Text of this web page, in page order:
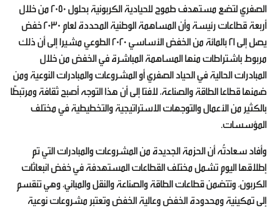
الصفري لتضع مستهدف طموح للحيادية الكربونية بحلول 2050 من خلال
أربعة قطاعات رئيسة وأن المساهمة الوطنية المحددة لعام 2030 خفض
يصل إلى 21 بالمائة من الخفض الأساسي 2020 الطوعي مشيرا إلى أن ذلك
مربوط باشتراطات منها المساهمة المباشرة في الخفض من خلال
المبادرات الحالية في الحياد الصفري أو المشروعات والمبادرات النوعية ومن
ضمنها قطاعا الطاقة والصناعة، لافتا إلى أن هذا التوجه أصبح ثقافة ومرتبطًا
بالكثير من الأعمال والتوجهات الاستراتيجية والتخطيطية في مختلف
المؤسسات.
وأفاد سعادتُه أن الحزمة الجديدة من المشروعات والمبادرات التي تم
إطلاقها اليوم تشمل مختلف القطاعات المستهدفة في خفض انبعاثات
الكربون، وتتضمن قطاعات الطاقة والصناعة والنقل والمباني، وهي تنقسم
إلى تمكينية ومحدودة الخفض وعالية الخفض وتعتبر مشروعات نوعية